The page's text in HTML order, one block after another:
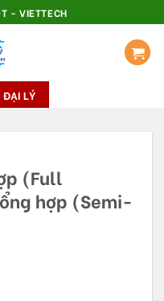
- VIETTECH
ĐẠI LÝ
(Full
hợp (Semi-